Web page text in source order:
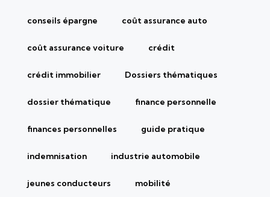
conseils épargne coût assurance auto
coût assurance voiture crédit
crédit immobilier Dossiers thématiques
dossier thématique finance personnelle
finances personnelles guide pratique
indemnisation industrie automobile
jeunes conducteurs mobilité